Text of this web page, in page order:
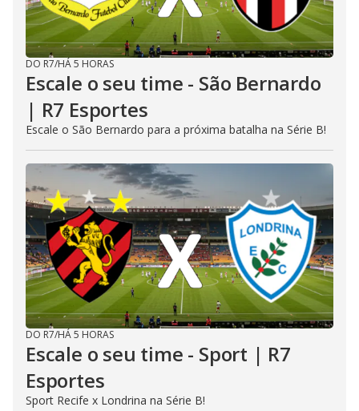
DO R7/HÁ 5 HORAS
Escale o seu time - São Bernardo
| R7 Esportes
Escale o São Bernardo para a próxima batalha na Série B!
DO R7/HÁ 5 HORAS
Escale o seu time - Sport | R7
Esportes
Sport Recife x Londrina na Série B!